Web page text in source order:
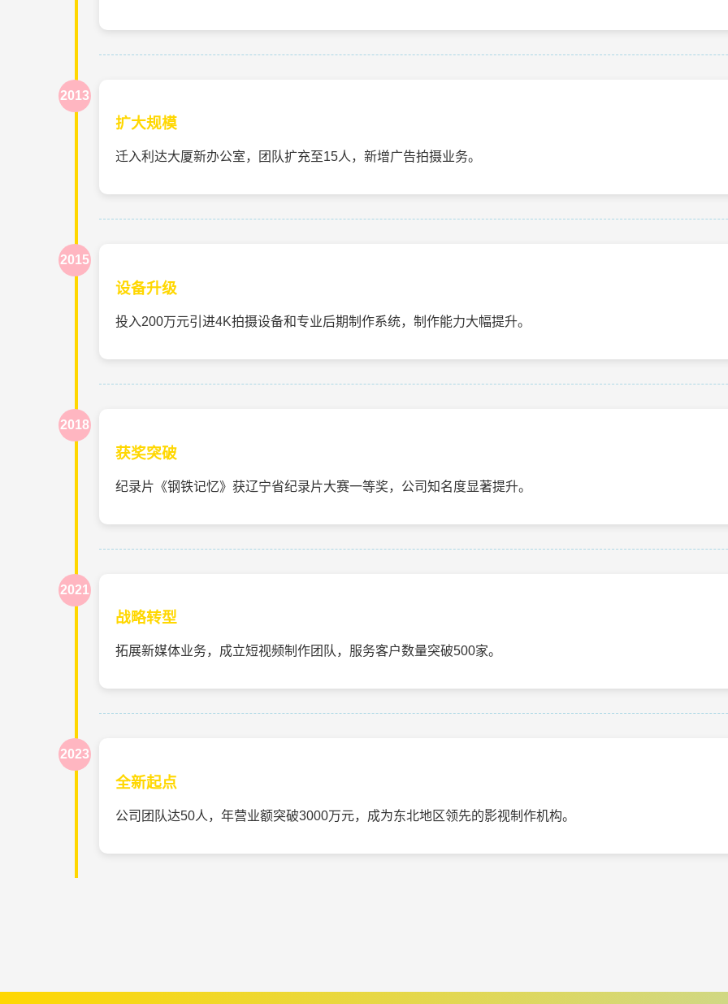
2013
扩大规模
迁入利达大厦新办公室，团队扩充至15人，新增广告拍摄业务。
2015
设备升级
投入200万元引进4K拍摄设备和专业后期制作系统，制作能力大幅提升。
2018
获奖突破
纪录片《钢铁记忆》获辽宁省纪录片大赛一等奖，公司知名度显著提升。
2021
战略转型
拓展新媒体业务，成立短视频制作团队，服务客户数量突破500家。
2023
全新起点
公司团队达50人，年营业额突破3000万元，成为东北地区领先的影视制作机构。